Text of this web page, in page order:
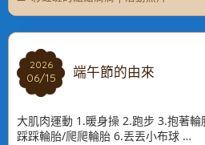
2026
06/15
2026
06/15 端午節的由來
大肌肉運動 1.暖身操 2.跑步 3.抱著
踩踩輪胎/爬爬輪胎 6.丟丟小布球 …